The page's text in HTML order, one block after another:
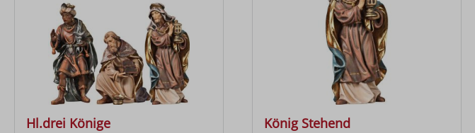
Hl.drei Könige König Stehend